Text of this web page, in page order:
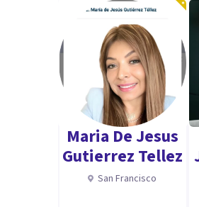
Maria De Jesus
Gutierrez Tellez
San Francisco